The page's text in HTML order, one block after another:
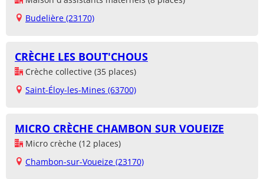
Budelière (23170)
CRÈCHE LES BOUT'CHOUS
Crèche collective (35 places)
Saint-Éloy-les-Mines (63700)
MICRO CRÈCHE CHAMBON SUR VOUEIZE
Micro crèche (12 places)
Chambon-sur-Voueize (23170)